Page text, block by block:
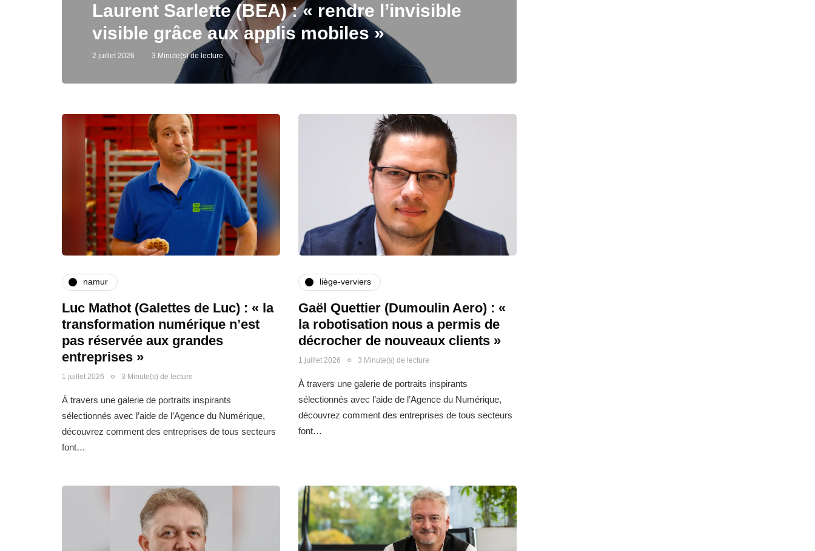
Laurent Sarlette (BEA) : « rendre l’invisible
visible grâce aux applis mobiles »
2 juillet 2026 3 Minute(s) de lecture
namur
Luc Mathot (Galettes de Luc) : « la
transformation numérique n’est
pas réservée aux grandes
entreprises »
1 juillet 2026 3 Minute(s) de lecture
À travers une galerie de portraits inspirants
sélectionnés avec l’aide de l’Agence du Numérique,
découvrez comment des entreprises de tous secteurs
font…
liège-verviers
Gaël Quettier (Dumoulin Aero) : «
la robotisation nous a permis de
décrocher de nouveaux clients »
1 juillet 2026 3 Minute(s) de lecture
À travers une galerie de portraits inspirants
sélectionnés avec l’aide de l’Agence du Numérique,
découvrez comment des entreprises de tous secteurs
font…